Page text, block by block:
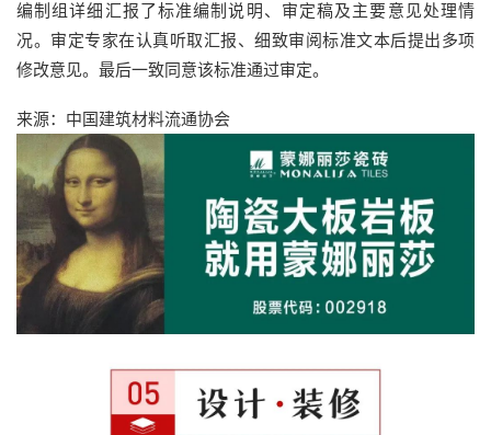
编制组详细汇报了标准编制说明、审定稿及主要意见处理情
况。审定专家在认真听取汇报、细致审阅标准文本后提出多项
修改意见。最后一致同意该标准通过审定。
来源：中国建筑材料流通协会